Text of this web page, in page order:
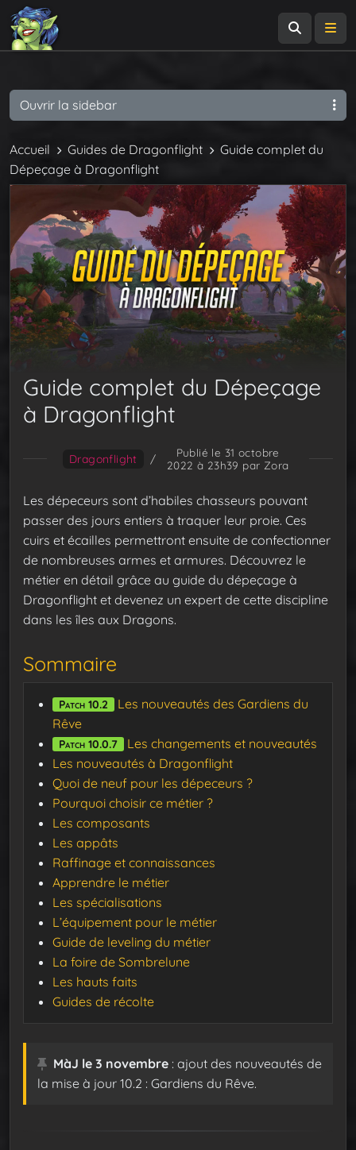
Accueil Guides de Dragonflight
Guide complet du
Dépeçage à Dragonflight
Guide complet du Dépeçage
à Dragonflight
Dragonflight /
Publié le 31 octobre
2022 à 23h39 par Zora
Les dépeceurs sont d’habiles chasseurs pouvant
passer des jours entiers à traquer leur proie. Ces
cuirs et écailles permettront ensuite de confectionner
de nombreuses armes et armures. Découvrez le
métier en détail grâce au guide du dépeçage à
Dragonflight et devenez un expert de cette discipline
dans les îles aux Dragons.
Sommaire
Patch 10.2
Les nouveautés des Gardiens du
Rêve
Patch 10.0.7
Les changements et nouveautés
Les nouveautés à Dragonflight
Quoi de neuf pour les dépeceurs ?
Pourquoi choisir ce métier ?
Les composants
Les appâts
Raffinage et connaissances
Apprendre le métier
Les spécialisations
L’équipement pour le métier
Guide de leveling du métier
La foire de Sombrelune
Les hauts faits
Guides de récolte
MàJ le 3 novembre : ajout des nouveautés de
la mise à jour 10.2 : Gardiens du Rêve.
Ouvrir la sidebar